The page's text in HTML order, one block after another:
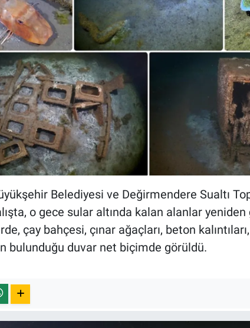
Belediyesi ve Değirmendere Sualtı
o gece sular altında kalan alanlar yeniden
çay bahçesi, çınar ağaçları, beton
bulunduğu duvar net biçimde görüldü.